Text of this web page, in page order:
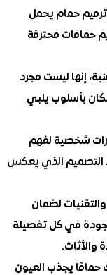
يحمل
محترفة
ليست مجرد
يلبي
لفهم
الذي يعكس
لضمان
كل تفصيلة
العيون